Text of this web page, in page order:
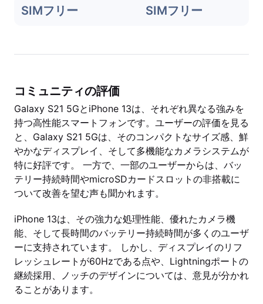
SIMフリー SIMフリー
コミュニティの評価
Galaxy S21 5GとiPhone 13は、それぞれ異なる強みを
持つ高性能スマートフォンです。ユーザーの評価を見る
と、Galaxy S21 5Gは、そのコンパクトなサイズ感、鮮
やかなディスプレイ、そして多機能なカメラシステムが
特に好評です。 一方で、一部のユーザーからは、バッ
テリー持続時間やmicroSDカードスロットの非搭載に
ついて改善を望む声も聞かれます。
iPhone 13は、その強力な処理性能、優れたカメラ機
能、そして長時間のバッテリー持続時間が多くのユーザ
ーに支持されています。 しかし、ディスプレイのリフ
レッシュレートが60Hzである点や、Lightningポートの
継続採用、ノッチのデザインについては、意見が分かれ
ることがあります。